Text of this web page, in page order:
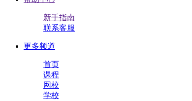
新手指南
联系客服
更多频道
首页
课程
网校
学校